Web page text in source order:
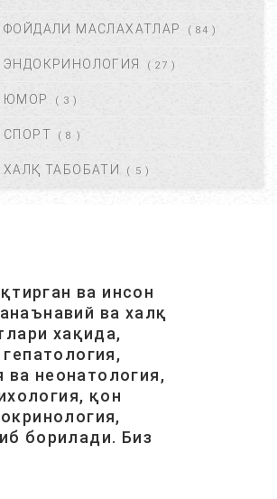
ҚУТУЛИШ ЙЎЛЛАРИ....
ИЮЛ 16, 2021
ОСТЕОХОНДРОЗ НИМА,
САБАБЛАРИ, ТУРЛАРИ,
АСОРАТЛАРИ. ...
ГАЙМОРИТ, БЕЛГИЛАРИ ВА
ТУРЛАРИ. ...
ФОЙДАЛИ МАСЛАХАТЛАР ( 84 )
ЭНДОКРИНОЛОГИЯ ( 27 )
ЮМОР ( 3 )
СПОРТ ( 8 )
ХАЛҚ ТАБОБАТИ ( 5 )
ва инсон
ва халқ
хақида,
неонатология,
қон
борилади. Биз